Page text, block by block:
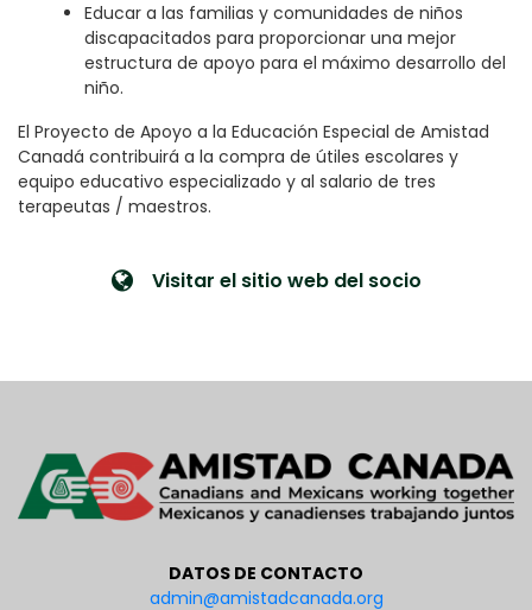
Educar a las familias y comunidades de niños
discapacitados para proporcionar una mejor
estructura de apoyo para el máximo desarrollo del
niño.
El Proyecto de Apoyo a la Educación Especial de Amistad
Canadá contribuirá a la compra de útiles escolares y
equipo educativo especializado y al salario de tres
terapeutas / maestros.
Visitar el sitio web del socio
DATOS DE CONTACTO
admin@amistadcanada.org